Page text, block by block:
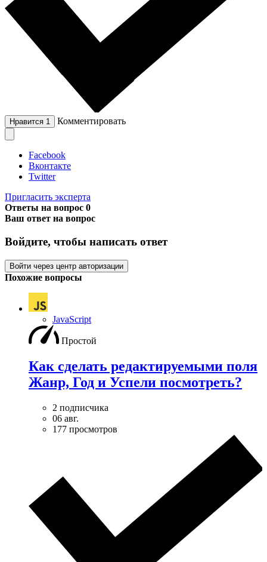
Нравится 1 Комментировать
Facebook
Вконтакте
Twitter
Пригласить эксперта
Ответы на вопрос 0
Ваш ответ на вопрос
Войдите, чтобы написать ответ
Войти через центр авторизации
Похожие вопросы
JavaScript
Простой
Как сделать редактируемыми поля
Жанр, Год и Успели посмотреть?
2 подписчика
06 авг.
177 просмотров